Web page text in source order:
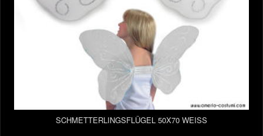
SCHMETTERLINGSFLÜGEL 50X70 WEISS